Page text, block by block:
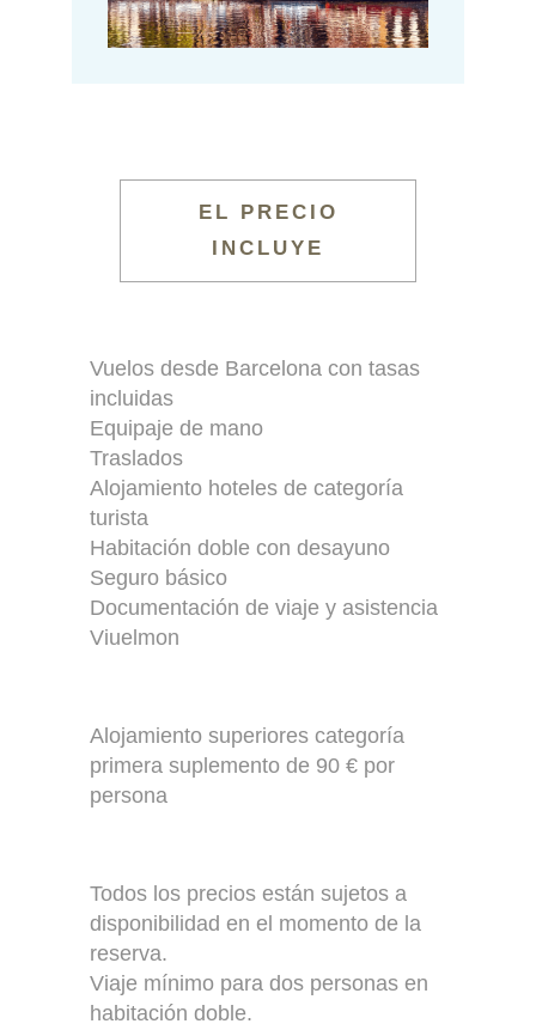
EL PRECIO
INCLUYE
Vuelos desde Barcelona con tasas
incluidas
Equipaje de mano
Traslados
Alojamiento hoteles de categoría
turista
Habitación doble con desayuno
Seguro básico
Documentación de viaje y asistencia
Viuelmon
Alojamiento superiores categoría
primera suplemento de 90 € por
persona
Todos los precios están sujetos a
disponibilidad en el momento de la
reserva.
Viaje mínimo para dos personas en
habitación doble.